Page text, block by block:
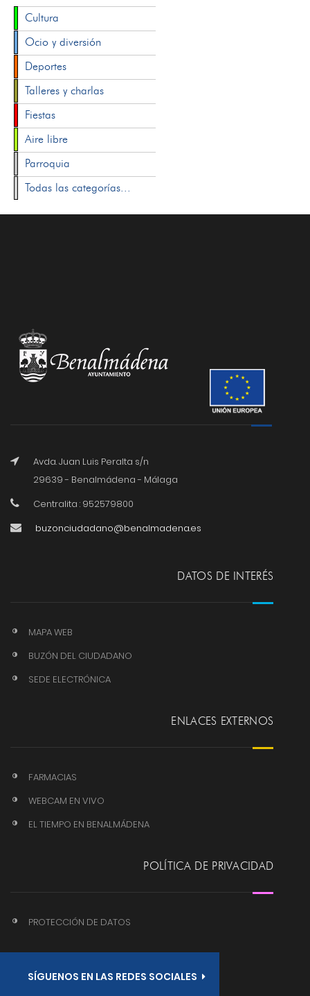
Cultura
Ocio y diversión
Deportes
Talleres y charlas
Fiestas
Aire libre
Parroquia
Todas las categorías...
Avda. Juan Luis Peralta s/n
29639 - Benalmádena - Málaga
Centralita : 952579800
buzonciudadano@benalmadena.es
DATOS DE INTERÉS
MAPA WEB
BUZÓN DEL CIUDADANO
SEDE ELECTRÓNICA
ENLACES EXTERNOS
FARMACIAS
WEBCAM EN VIVO
EL TIEMPO EN BENALMÁDENA
POLÍTICA DE PRIVACIDAD
PROTECCIÓN DE DATOS
SÍGUENOS EN LAS REDES SOCIALES